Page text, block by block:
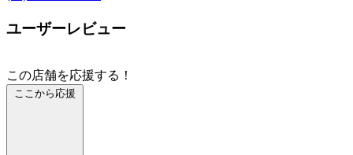
ユーザーレビュー
この店舗を応援する！
ここから応援